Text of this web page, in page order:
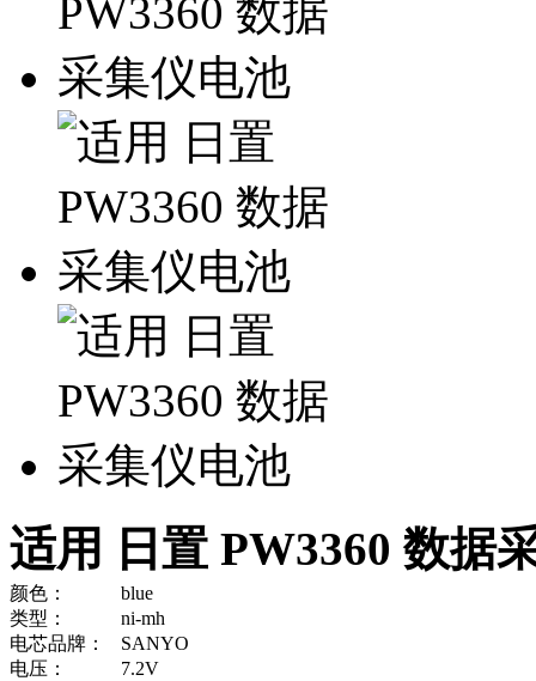
适用 日置 PW3360 数据
颜色：
blue
类型：
ni-mh
电芯品牌：
SANYO
电压：
7.2V